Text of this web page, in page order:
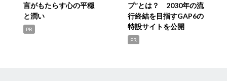
言がもたらす心の平穏
と潤い
PR
プ”とは？ 2030年の流
行終結を目指すGAP6の
特設サイトを公開
PR